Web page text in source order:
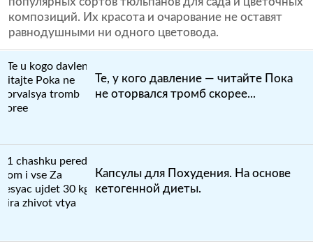
композиций. Их красота и очарование не оставят
равнодушными ни одного цветовода.
Те, у кого давление — читайте Пока
не оторвался тромб скорее...
Капсулы для Похудения. На основе
кетогенной диеты.